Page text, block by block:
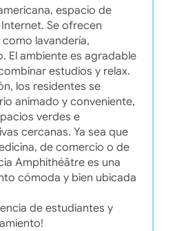
espacio de
Se ofrecen
lavandería,
El ambiente es agradable
estudios y relax.
los residentes se
animado y conveniente,
verdes e
cercanas. Ya sea que
de comercio o de
Amphithéâtre es una
cómoda y bien ubicada
de estudiantes y